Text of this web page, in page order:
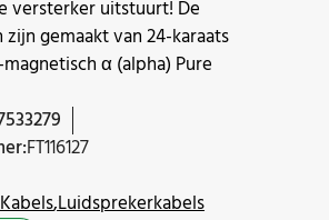
versterker uitstuurt! De
gemaakt van 24-karaats
α (alpha) Pure
FT116127
KabelsLuidsprekerkabels